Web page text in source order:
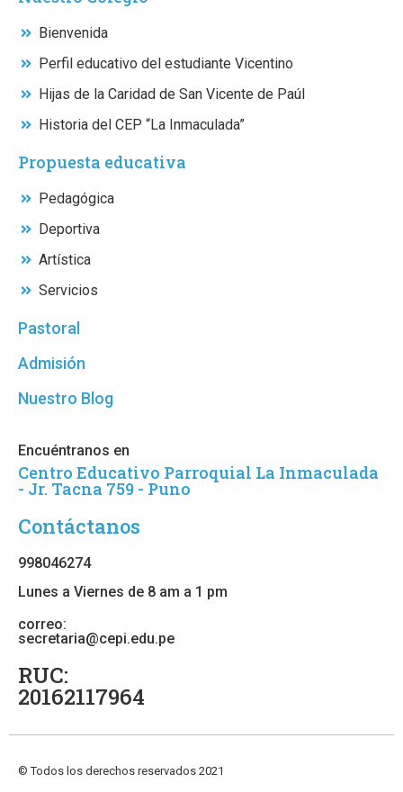
Bienvenida
Perfil educativo del estudiante Vicentino
Hijas de la Caridad de San Vicente de Paúl
Historia del CEP “La Inmaculada”
Propuesta educativa
Pedagógica
Deportiva
Artística
Servicios
Pastoral
Admisión
Nuestro Blog
Encuéntranos en
Centro Educativo Parroquial La Inmaculada
- Jr. Tacna 759 - Puno
Contáctanos
998046274
Lunes a Viernes de 8 am a 1 pm
correo:
secretaria@cepi.edu.pe
RUC:
20162117964
© Todos los derechos reservados 2021